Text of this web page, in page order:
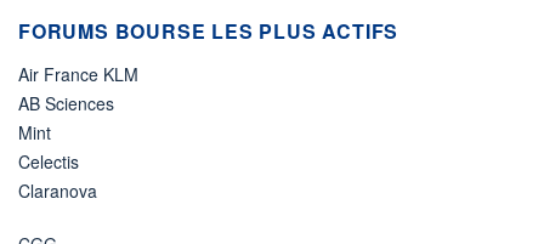
FORUMS BOURSE LES PLUS ACTIFS
Air France KLM
AB Sciences
Mint
Celectis
Claranova